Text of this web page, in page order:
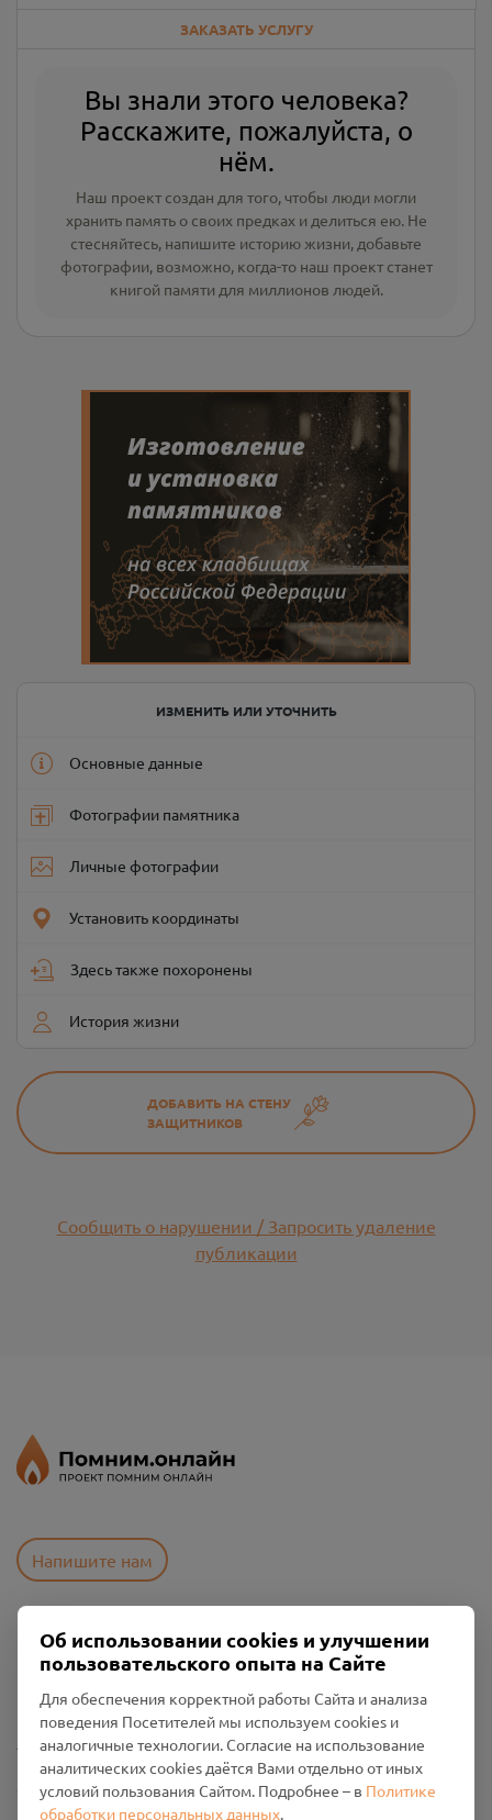
ЗАКАЗАТЬ УСЛУГУ
Вы знали этого человека?
Расскажите, пожалуйста, о
нём.
Наш проект создан для того, чтобы люди могли
хранить память о своих предках и делиться ею. Не
стесняйтесь, напишите историю жизни, добавьте
фотографии, возможно, когда-то наш проект станет
книгой памяти для миллионов людей.
ИЗМЕНИТЬ ИЛИ УТОЧНИТЬ
Основные данные
Фотографии памятника
Личные фотографии
Установить координаты
Здесь также похоронены
История жизни
ДОБАВИТЬ НА СТЕНУ
ЗАЩИТНИКОВ
Сообщить о нарушении / Запросить удаление
публикации
Напишите нам
Пользовательское соглашение
Политика конфиденциальности
Промо-материалы
Настройки cookies
Общество с ограниченной ответственностью «Смоленский
Проект Помним»
Об использовании cookies и улучшении
пользовательского опыта на Сайте
Для обеспечения корректной работы Сайта и анализа
поведения Посетителей мы используем cookies и
аналогичные технологии. Согласие на использование
аналитических cookies даётся Вами отдельно от иных
условий пользования Сайтом. Подробнее – в Политике
обработки персональных данных.